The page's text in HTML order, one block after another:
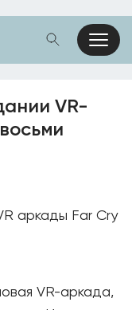
VR-
VR-аркада,